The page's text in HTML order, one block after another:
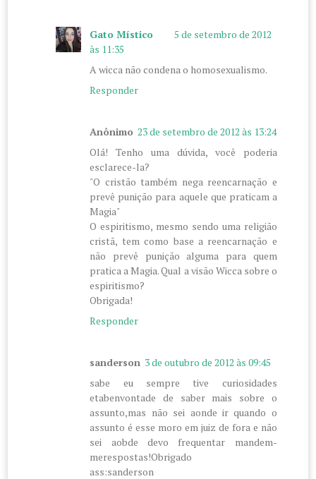
Gato Místico
5 de setembro de 2012
às 11:35
A wicca não condena o homosexualismo.
Responder
Anônimo 23 de setembro de 2012 às 13:24
Olá! Tenho uma dúvida, você poderia
esclarece-la?
"O cristão também nega reencarnação e
prevê punição para aquele que praticam a
Magia"
O espiritismo, mesmo sendo uma religião
cristã, tem como base a reencarnação e
não prevê punição alguma para quem
pratica a Magia. Qual a visão Wicca sobre o
espiritismo?
Obrigada!
Responder
sanderson 3 de outubro de 2012 às 09:45
sabe eu sempre tive curiosidades
etabenvontade de saber mais sobre o
assunto,mas não sei aonde ir quando o
assunto é esse moro em juiz de fora e não
sei aobde devo frequentar mandem-
merespostas!Obrigado
ass:sanderson